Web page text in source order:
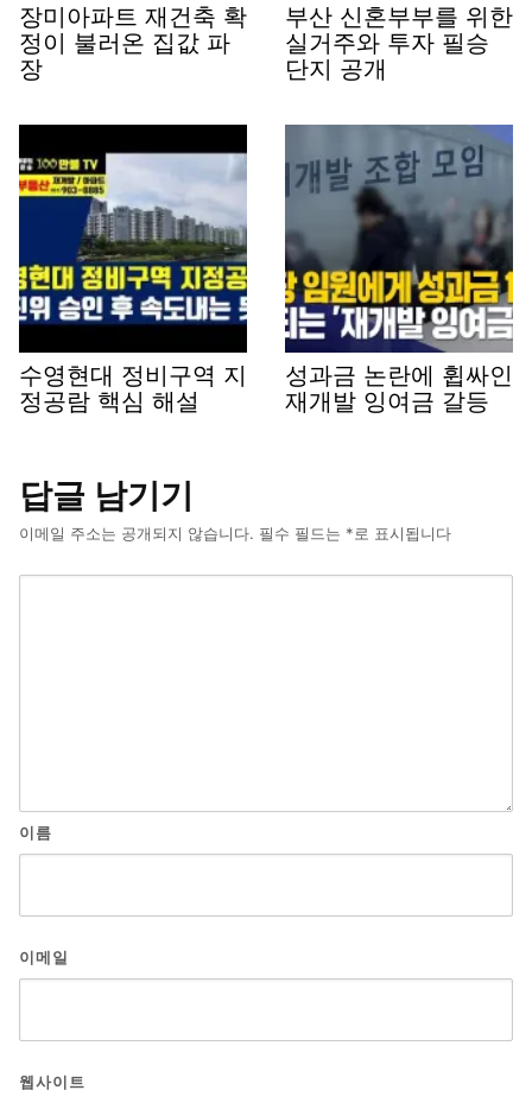
장미아파트 재건축 확
정이 불러온 집값 파
장
부산 신혼부부를 위한
실거주와 투자 필승
단지 공개
수영현대 정비구역 지
정공람 핵심 해설
성과금 논란에 휩싸인
재개발 잉여금 갈등
답글 남기기
이메일 주소는 공개되지 않습니다. 필수 필드는 *로 표시됩니다
이름
이메일
웹사이트